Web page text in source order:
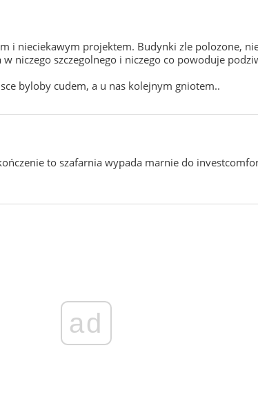
i nieciekawym projektem. Budynki zle polozone,
niczego szczegolnego i niczego co powoduje
byloby cudem, a u nas kolejnym gniotem..
to szafarnia wypada marnie do
ad